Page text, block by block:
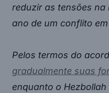
reduzir as tensões na
ano de um conflito
Pelos termos do
gradualmente suas
enquanto o